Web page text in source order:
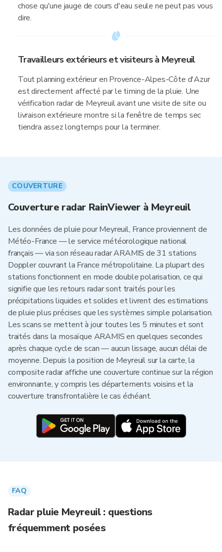
chose qu'une jauge de cours d'eau seule ne peut pas vous
dire.
Travailleurs extérieurs et visiteurs à Meyreuil
Tout planning extérieur en Provence-Alpes-Côte d'Azur
est directement affecté par le timing de la pluie. Une
vérification radar de Meyreuil avant une visite de site ou
livraison extérieure montre si la fenêtre de temps sec
tiendra assez longtemps pour la terminer.
COUVERTURE
Couverture radar RainViewer à Meyreuil
Les données de pluie pour Meyreuil, France proviennent de
Météo-France — le service météorologique national
français — via son réseau radar ARAMIS de 31 stations
Doppler couvrant la France métropolitaine. La plupart des
stations fonctionnent en mode double polarisation, ce qui
signifie que les retours radar sont traités pour les
précipitations liquides et solides et livrent des estimations
de pluie plus précises que les systèmes simple polarisation.
Les scans se mettent à jour toutes les 5 minutes et sont
traités dans la mosaïque ARAMIS en quelques secondes
après chaque cycle de scan — aucun lissage, aucun délai de
moyenne. Depuis la position de Meyreuil sur la carte, la
composite radar affiche une couverture continue sur la région
environnante, y compris les départements voisins et la
couverture transfrontalière le cas échéant.
FAQ
Radar pluie Meyreuil : questions
fréquemment posées